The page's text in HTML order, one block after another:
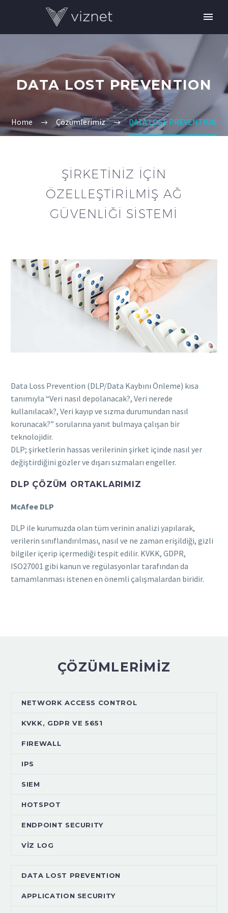
DATA LOST PREVENTION
Home Çözümlerimiz DATA LOST PREVENTION
ŞIRKETINIZ IÇIN
ÖZELLEŞTIRILMIŞ AĞ
GÜVENLIĞI SISTEMI
Data Loss Prevention (DLP/Data Kaybını Önleme) kısa
tanımıyla “Veri nasıl depolanacak?, Veri nerede
kullanılacak?, Veri kayıp ve sızma durumundan nasıl
korunacak?” sorularına yanıt bulmaya çalışan bir
teknolojidir.
DLP; şirketlerin hassas verilerinin şirket içinde nasıl yer
değiştirdiğini gözler ve dışarı sızmaları engeller.
DLP ÇÖZÜM ORTAKLARIMIZ
McAfee DLP
DLP ile kurumuzda olan tüm verinin analizi yapılarak,
verilerin sınıflandırılması, nasıl ve ne zaman erişildiği, gizli
bilgiler içerip içermediği tespit edilir. KVKK, GDPR,
ISO27001 gibi kanun ve regülasyonlar tarafından da
tamamlanması istenen en önemli çalışmalardan biridir.
ÇÖZÜMLERIMIZ
NETWORK ACCESS CONTROL
KVKK, GDPR VE 5651
FIREWALL
IPS
SIEM
HOTSPOT
ENDPOINT SECURITY
VİZ LOG
DATA LOST PREVENTION
APPLICATION SECURITY